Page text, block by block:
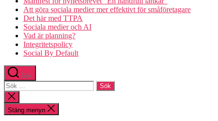
Att göra sociala medier mer effektivt för småföretagare
Det här med TTPA
Sociala medier och AI
Vad är planning?
Integritetspolicy
Social By Default
Sök
Sök
efter:
Stäng
sökningen
Stäng menyn